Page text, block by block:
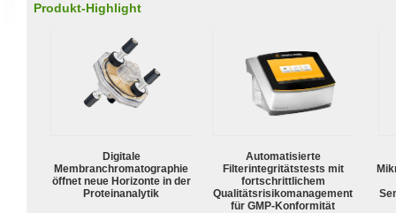
Produkt-Highlight
Digitale
Membranchromatographie
öffnet neue Horizonte in der
Proteinanalytik
Automatisierte
Filterintegritätstests mit
fortschrittlichem
Qualitätsrisikomanagement
für GMP-Konformität